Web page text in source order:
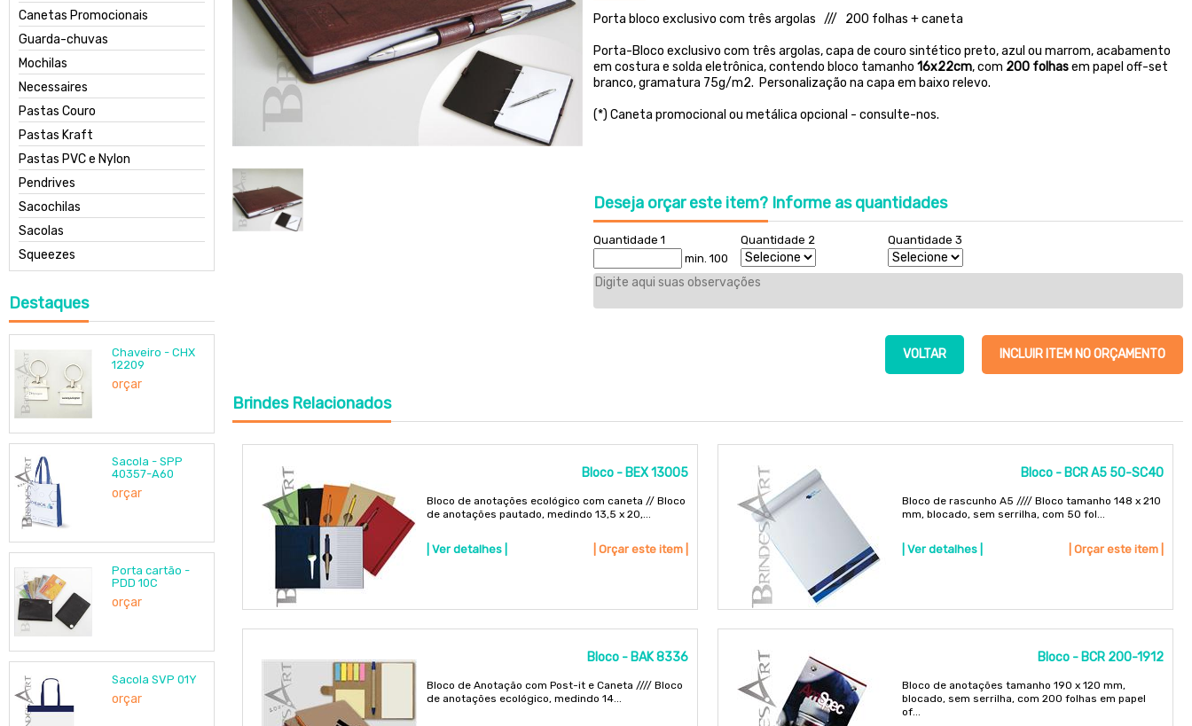
Canetas Promocionais
Guarda-chuvas
Mochilas
Necessaires
Pastas Couro
Pastas Kraft
Pastas PVC e Nylon
Pendrives
Sacochilas
Sacolas
Squeezes
Destaques
Chaveiro - CHX
12209
orçar
Sacola - SPP
40357-A60
orçar
Porta cartão -
PDD 10C
orçar
Sacola SVP 01Y
orçar
Porta bloco exclusivo com três argolas /// 200 folhas + caneta
Porta-Bloco exclusivo com três argolas, capa de couro sintético preto, azul ou marrom, acabamento
em costura e solda eletrônica, contendo bloco tamanho 16x22cm, com 200 folhasem papel off-set
branco, gramatura 75g/m2. Personalização na capa em baixo relevo.
(*) Caneta promocional ou metálica opcional - consulte-nos.
Deseja orçar este item?Informe as quantidades
Quantidade 1
min. 100
Quantidade 2 Quantidade 3
INCLUIR ITEM NO ORÇAMENTO
VOLTAR
BrindesRelacionados
Bloco - BEX 13005
Bloco de anotações ecológico com caneta // Bloco
de anotações pautado, medindo 13,5 x 20,...
| Ver detalhes | | Orçar este item |
Bloco - BCR A5 50-SC40
Bloco de rascunho A5 //// Bloco tamanho 148 x 210
mm, blocado, sem serrilha, com 50 fol...
| Ver detalhes | | Orçar este item |
Bloco - BAK 8336
Bloco de Anotação com Post-it e Caneta //// Bloco
de anotações ecológico, medindo 14...
Bloco - BCR 200-1912
Bloco de anotações tamanho 190 x 120 mm,
blocado, sem serrilha, com 200 folhas em papel
of...